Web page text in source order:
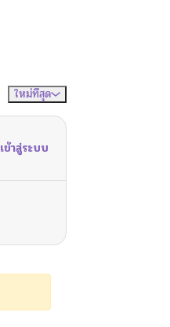
ใหม่ที่สุด
เข้าสู่ระบบ